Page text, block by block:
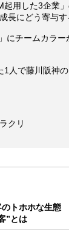
起用した3企業
長にどう寄与す
にチームカラー
人で藤川阪神
クリ
のトホホな生態
”とは